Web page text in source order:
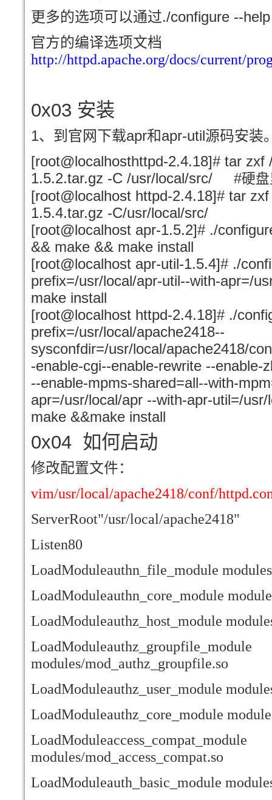
更多的选项可以通过./configure --
官方的编译选项文档
http://httpd.apache.org/docs/current/
0x03 安装
1、到官网下载apr和apr-util源码安装
[root@localhosthttpd-2.4.18]# tar zxf
1.5.2.tar.gz -C /usr/local/src/ #硬
[root@localhost httpd-2.4.18]# tar
1.5.4.tar.gz -C/usr/local/src/
[root@localhost apr-1.5.2]# ./
&& make && make install
[root@localhost apr-util-1.5.4]# ./
prefix=/usr/local/apr-util--with-apr=/
make install
[root@localhost httpd-2.4.18]# ./
prefix=/usr/local/apache2418--
sysconfdir=/usr/local/apache2418/
-enable-cgi--enable-rewrite --enable-
--enable-mpms-shared=all--with-
apr=/usr/local/apr --with-apr-util=/usr/
make &&make install
0x04 如何启动
修改配置文件：
vim/usr/local/apache2418/conf/
ServerRoot"/usr/local/apache2418"
Listen80
LoadModuleauthn_file_module
LoadModuleauthn_core_module
LoadModuleauthz_host_module
LoadModuleauthz_groupfile_module
modules/mod_authz_groupfile.so
LoadModuleauthz_user_module
LoadModuleauthz_core_module
LoadModuleaccess_compat_module
modules/mod_access_compat.so
LoadModuleauth_basic_module